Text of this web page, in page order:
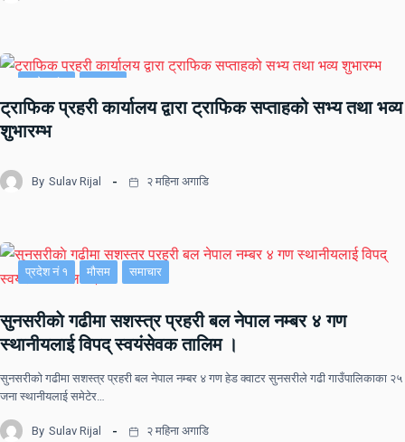
ट्राफिक प्रहरी कार्यालय द्वारा ट्राफिक सप्ताहको सभ्य तथा भव्य
शुभारम्भ
By Sulav Rijal २ महिना अगाडि
प्रदेश नं १ मौसम समाचार
सुनसरीकाे गढीमा सशस्त्र प्रहरी बल नेपाल नम्बर ४ गण
स्थानीयलाई विपद् स्वयंसेवक तालिम ।
सुनसरीकाे गढीमा सशस्त्र प्रहरी बल नेपाल नम्बर ४ गण हेड क्वाटर सुनसरीले गढी गाउँपालिकाका २५
जना स्थानीयलाई समेटेर…
By Sulav Rijal २ महिना अगाडि